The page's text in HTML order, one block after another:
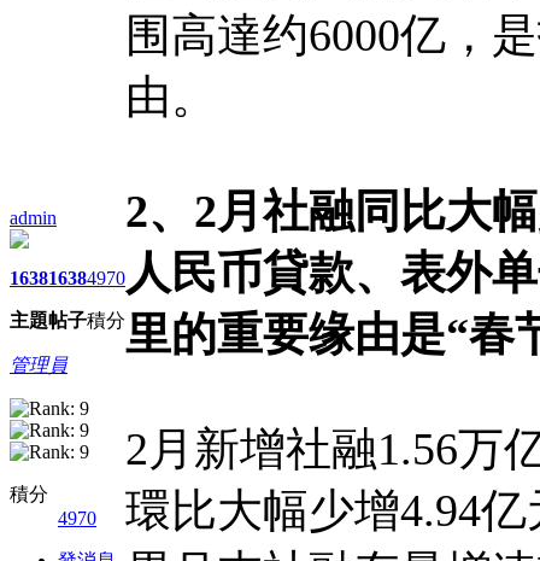
admin
1638
主題
1638
帖子
4970
積分
管理員
積分
4970
围高達约6000亿，
由。
2、2月社融同比大
人民币貸款、表外
里的重要缘由是“春
2月新增社融1.56万
環比大幅少增4.94